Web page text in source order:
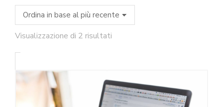
Visualizzazione di 2 risultati